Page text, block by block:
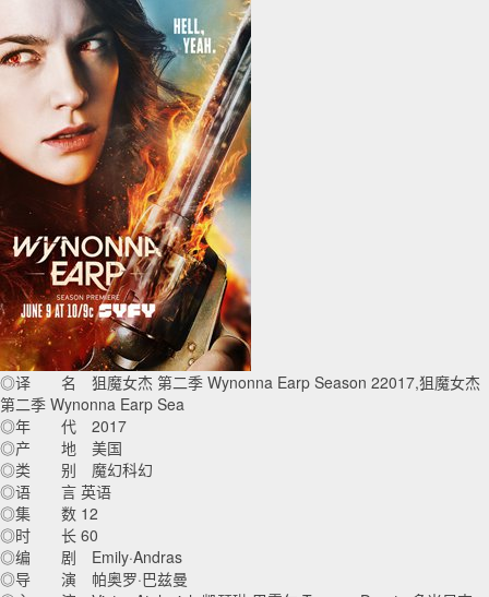
◎译 名 狙魔女杰 第二季 Wynonna Earp Season 22017,狙魔女杰
第二季 Wynonna Earp Sea
◎年 代 2017
◎产 地 美国
◎类 别 魔幻科幻
◎语 言 英语
◎集 数 12
◎时 长 60
◎编 剧 Emily·Andras
◎导 演 帕奥罗·巴兹曼